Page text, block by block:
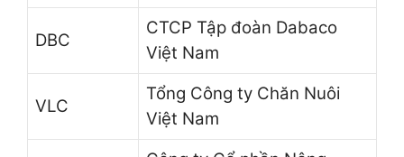
DBC
CTCP Tập đoàn Dabaco
Việt Nam
VLC
Tổng Công ty Chăn Nuôi
Việt Nam